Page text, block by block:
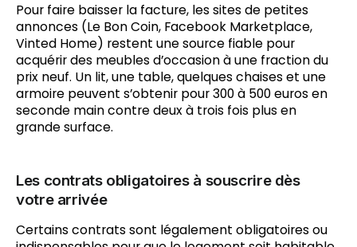
Pour faire baisser la facture, les sites de petites
annonces (Le Bon Coin, Facebook Marketplace,
Vinted Home) restent une source fiable pour
acquérir des meubles d’occasion à une fraction du
prix neuf. Un lit, une table, quelques chaises et une
armoire peuvent s’obtenir pour 300 à 500 euros en
seconde main contre deux à trois fois plus en
grande surface.
Les contrats obligatoires à souscrire dès
votre arrivée
Certains contrats sont légalement obligatoires ou